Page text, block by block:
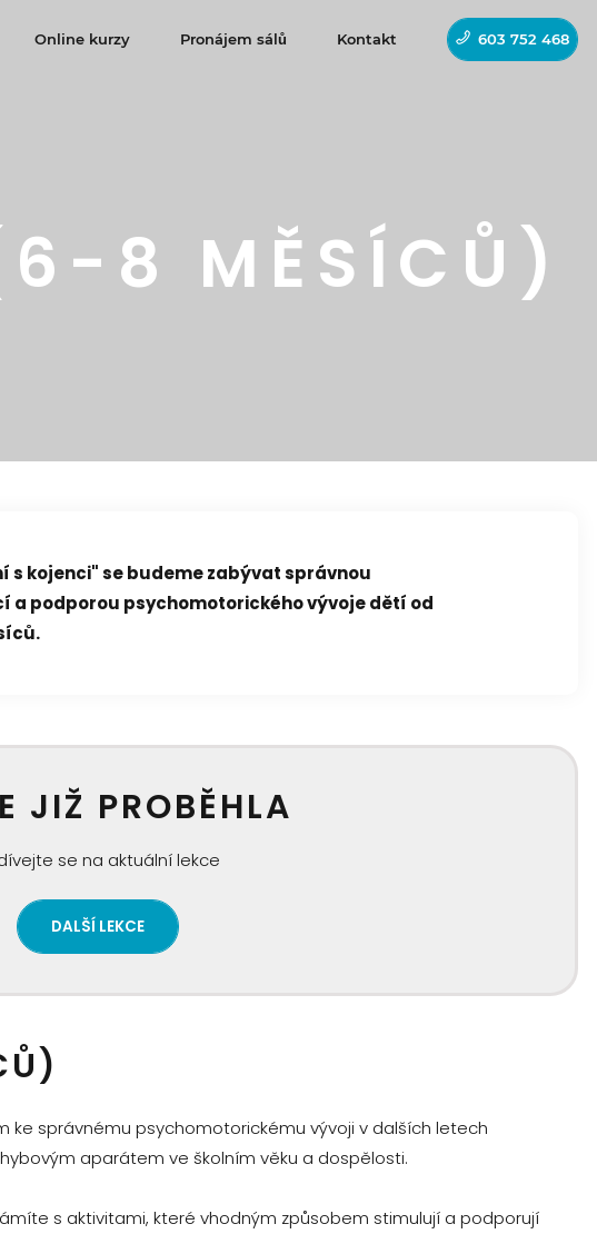
Online kurzy Pronájem sálů Kontakt 603 752 468
8 MĚSÍCŮ)
s kojenci" se budeme zabývat správnou
a podporou psychomotorického vývoje dětí od
JIŽ PROBĚHLA
se na aktuální lekce
DALŠÍ LEKCE
ke správnému psychomotorickému vývoji v dalších letech
aparátem ve školním věku a dospělosti.
s aktivitami, které vhodným způsobem stimulují a podporují